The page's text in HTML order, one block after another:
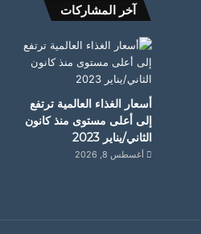
آخر المشاركات
أسعار الغذاء العالمية ترتفع
إلى أعلى مستوى منذ كانون
الثاني/يناير 2023
أغسطس 8, 2026